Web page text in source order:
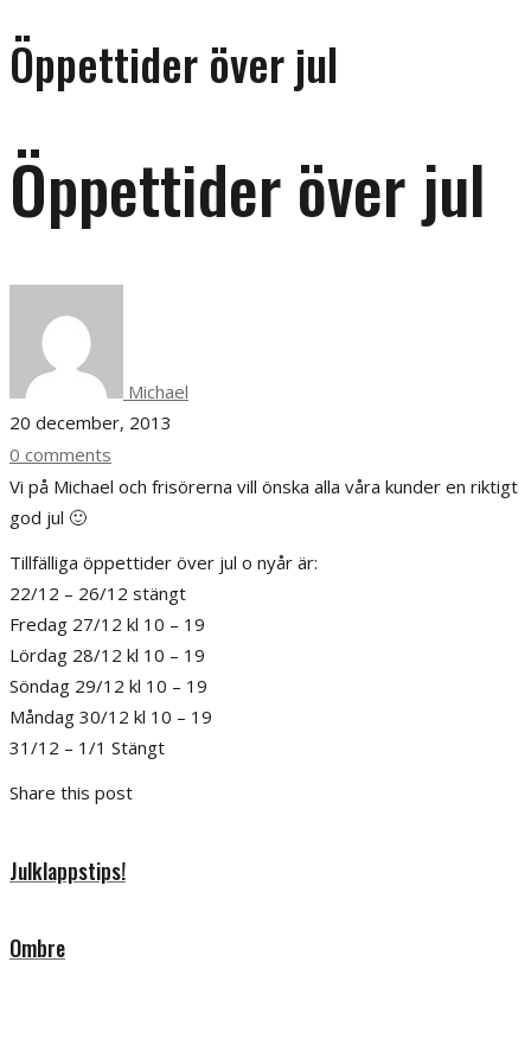
Öppettider över jul
Öppettider över jul
Michael
20 december, 2013
0 comments
Vi på Michael och frisörerna vill önska alla våra kunder en riktigt
god jul 🙂
Tillfälliga öppettider över jul o nyår är:
22/12 – 26/12 stängt
Fredag 27/12 kl 10 – 19
Lördag 28/12 kl 10 – 19
Söndag 29/12 kl 10 – 19
Måndag 30/12 kl 10 – 19
31/12 – 1/1 Stängt
Share this post
Julklappstips!
Ombre